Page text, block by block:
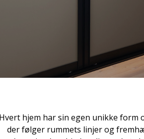
Hvert hjem har sin egen unikke form
der følger rummets linjer og